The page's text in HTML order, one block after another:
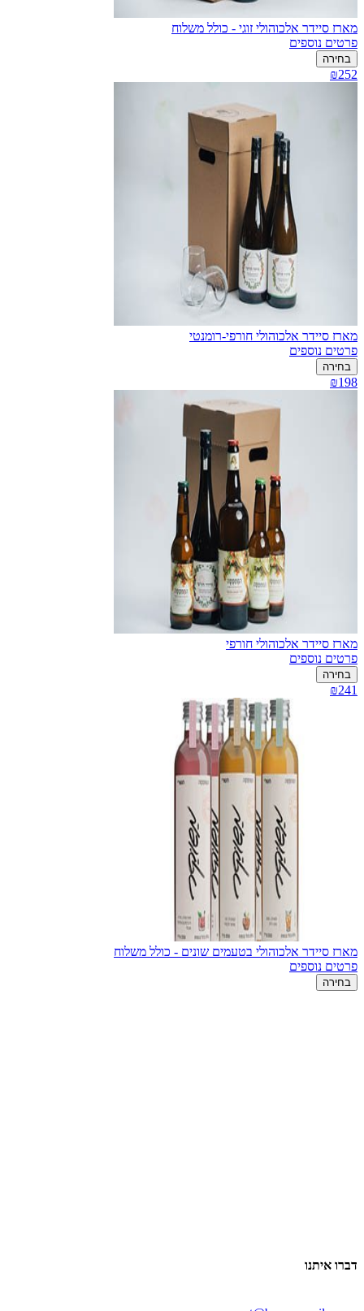
מארז סיידר אלכוהולי זוגי - כולל משלוח
פרטים נוספים
בחירה
₪252
מארז סיידר אלכוהולי חורפי-רומנטי
פרטים נוספים
בחירה
₪198
מארז סיידר אלכוהולי חורפי
פרטים נוספים
בחירה
₪241
מארז סיידר אלכוהולי בטעמים שונים - כולל משלוח
פרטים נוספים
בחירה
דברו איתנו